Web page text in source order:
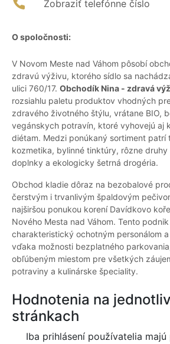
Zobraziť telefónne číslo
O spoločnosti:
V Novom Meste nad Váhom pôsobí
zdravú výživu, ktorého sídlo sa
ulici 760/17. Obchodík Nina - zdravá
rozsiahlu paletu produktov vhodných
zdravého životného štýlu, vrátane BIO,
vegánskych potravín, ktoré vyhovejú aj
diétam. Medzi ponúkaný sortiment patrí
kozmetika, bylinné tinktúry, rôzne
doplnky a ekologicky šetrná drogéria.
Obchod kladie dôraz na bezobalové
čerstvým i trvanlivým špaldovým
najširšou ponukou korení Davídkovo
Nového Mesta nad Váhom. Tento
charakteristický ochotným personálom
vďaka možnosti bezplatného
obľúbeným miestom pre všetkých
potraviny a kulinárske špeciality.
Hodnotenia na
stránkach
Iba prihlásení používatelia